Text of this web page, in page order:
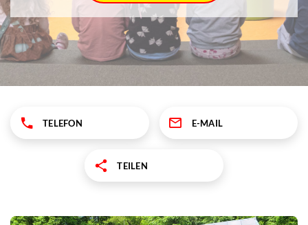
TELEFON E-MAIL
TEILEN